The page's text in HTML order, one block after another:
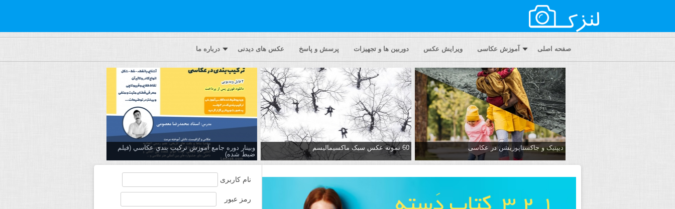
صفحه اصلی آموزش عکاسی ویرایش عکس دوربین ها و تجهیزات پرسش و پاسخ عکس های دیدنی درباره ما
دیپتیک و جاکستا‌پوزیشن در عکاسی 60 نمونه عکس سبک ماکسیمالیسم
وبینار دوره جامع آموزش تركيب بندي عكاسي (فیلم
ضبط شده)
نام کاربری
رمز عبور